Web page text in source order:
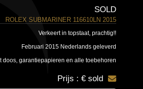
SOLD
ROLEX SUBMARINER 116610LN 2015
Verkeert in topstaat, prachtig!!
Februari 2015 Nederlands geleverd
doos, garantiepapieren en alle toebehoren
Prijs : € sold